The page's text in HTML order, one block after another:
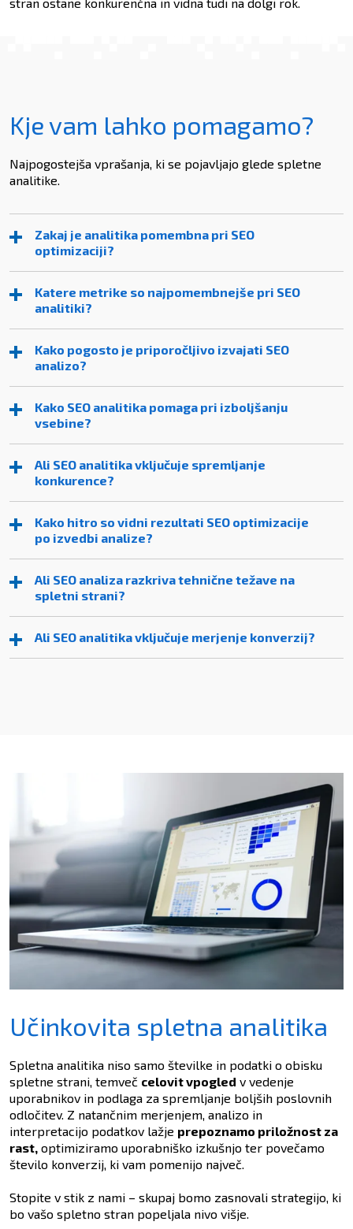
Kje vam lahko pomagamo?
Najpogostejša vprašanja, ki se pojavljajo glede spletne
analitike.
Zakaj je analitika pomembna pri SEO
optimizaciji?
Katere metrike so najpomembnejše pri SEO
analitiki?
Kako pogosto je priporočljivo izvajati SEO
analizo?
Kako SEO analitika pomaga pri izboljšanju
vsebine?
Ali SEO analitika vključuje spremljanje
konkurence?
Kako hitro so vidni rezultati SEO optimizacije
po izvedbi analize?
Ali SEO analiza razkriva tehnične težave na
spletni strani?
Ali SEO analitika vključuje merjenje konverzij?
Učinkovita spletna analitika
Spletna analitika niso samo številke in podatki o obisku
spletne strani, temveč celovit vpogled v vedenje
uporabnikov in podlaga za spremljanje boljših poslovnih
odločitev. Z natančnim merjenjem, analizo in
interpretacijo podatkov lažje prepoznamo priložnost za
rast, optimiziramo uporabniško izkušnjo ter povečamo
število konverzij, ki vam pomenijo največ.
Stopite v stik z nami – skupaj bomo zasnovali strategijo, ki
bo vašo spletno stran popeljala nivo višje.